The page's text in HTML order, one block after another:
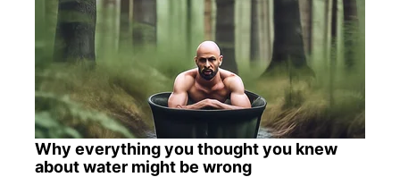
Why everything you thought you knew
about water might be wrong